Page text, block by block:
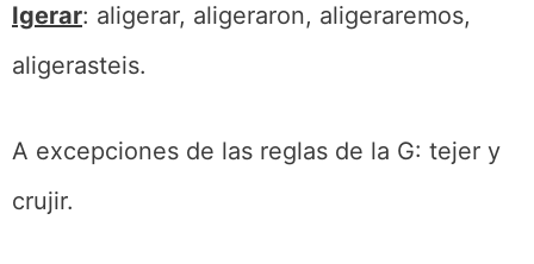
Igerar: aligerar, aligeraron, aligeraremos,
aligerasteis.
A excepciones de las reglas de la G: tejer y
crujir.